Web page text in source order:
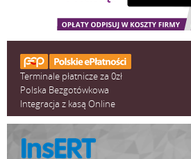
Terminale płatnicze za 0zł
Polska Bezgotówkowa
Integracja z kasą Online